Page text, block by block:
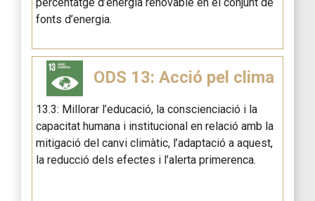
fonts d’energia.
ODS 13: Acció pel clima
13.3: Millorar l’educació, la conscienciació i la
capacitat humana i institucional en relació amb la
mitigació del canvi climàtic, l’adaptació a aquest,
la reducció dels efectes i l’alerta primerenca.